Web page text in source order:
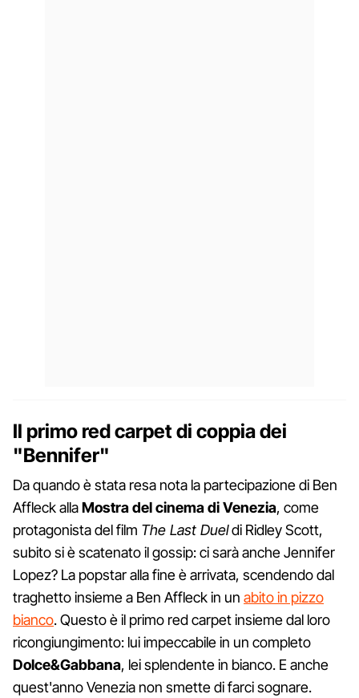
Il primo red carpet di coppia dei
"Bennifer"
Da quando è stata resa nota la partecipazione di Ben
Affleck allaMostra del cinema di Venezia, come
protagonista del film The Last Dueldi Ridley Scott,
subito si è scatenato il gossip: ci sarà anche Jennifer
Lopez? La popstar alla fine è arrivata, scendendo dal
traghetto insieme a Ben Affleck in un abito in pizzo
bianco. Questo è il primo red carpet insieme dal loro
ricongiungimento: lui impeccabile in un completo
Dolce&Gabbana, lei splendente in bianco. E anche
quest'anno Venezia non smette di farci sognare.